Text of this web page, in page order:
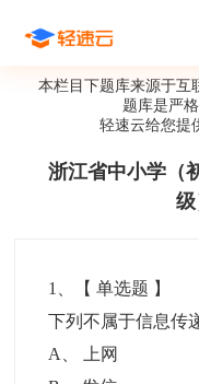
本栏目下题库来源于互
题库是严
轻速云给您提
浙江省中小学（
1 、【单选题 】
下列不属于信息
A
上网